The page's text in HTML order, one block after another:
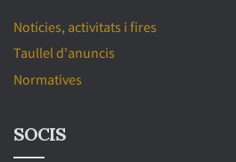
Notícies, activitats i fires
Taullel d'anuncis
Normatives
SOCIS